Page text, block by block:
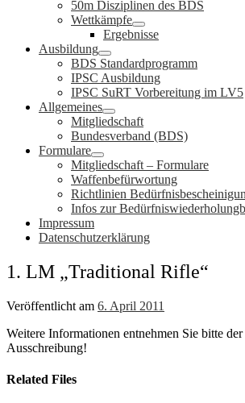
50m Disziplinen des BDS
Wettkämpfe
Ergebnisse
Ausbildung
BDS Standardprogramm
IPSC Ausbildung
IPSC SuRT Vorbereitung im LV5
Allgemeines
Mitgliedschaft
Bundesverband (BDS)
Formulare
Mitgliedschaft – Formulare
Waffenbefürwortung
Richtlinien
Infos zur
Impressum
Datenschutzerklärung
1. LM „Traditional Rifle“
Veröffentlicht am 6. April 2011
Weitere Informationen entnehmen Sie bitte der
Ausschreibung!
Related Files